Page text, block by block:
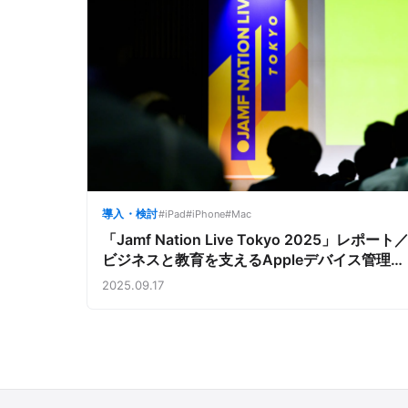
導入・検討#iPad#iPhone#Mac
「Jamf Nation Live Tokyo 2025」レポート／
ビジネスと教育を支えるAppleデバイス管理と
セキュリティの最前線
2025.09.17